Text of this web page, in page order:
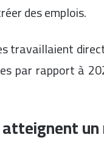
des emplois.
travaillaient
par rapport à